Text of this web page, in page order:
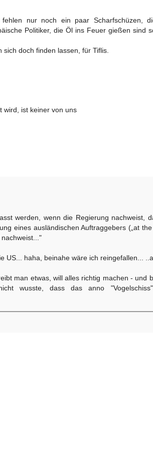
nur noch ein paar Scharfschüzen,
Politiker, die Öl ins Feuer gießen sind
doch finden lassen, für Tiflis.
wird, ist keiner von uns
werden, wenn die Regierung nachweist,
eines ausländischen Auftraggebers („at the
US... haha, beinahe wäre ich reingefallen...
man etwas, will alles richtig machen - und
wusste, dass das anno